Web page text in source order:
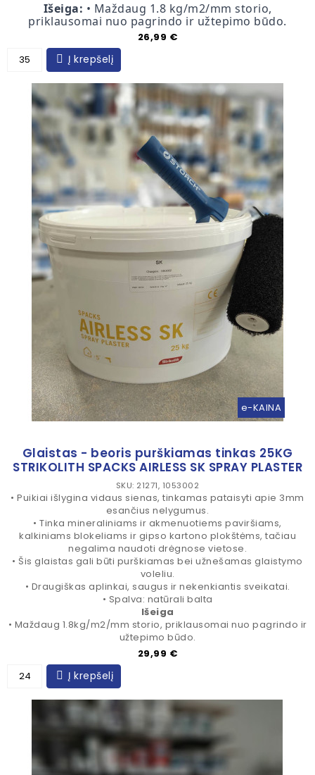
Išeiga: • Maždaug 1.8 kg/m2/mm storio,
priklausomai nuo pagrindo ir užtepimo būdo.
Kaina
26,99 €
Į krepšelį
e-KAINA
Glaistas - beoris purškiamas tinkas 25KG
STRIKOLITH SPACKS AIRLESS SK SPRAY PLASTER
SKU: 21271, 1053002
• Puikiai išlygina vidaus sienas, tinkamas pataisyti apie 3mm
esančius nelygumus.
• Tinka mineraliniams ir akmenuotiems paviršiams,
kalkiniams blokeliams ir gipso kartono plokštėms, tačiau
negalima naudoti drėgnose vietose.
• Šis glaistas gali būti purškiamas bei užnešamas glaistymo
voleliu.
• Draugiškas aplinkai, saugus ir nekenkiantis sveikatai.
• Spalva: natūrali balta
Išeiga
• Maždaug 1.8kg/m2/mm storio, priklausomai nuo pagrindo ir
užtepimo būdo.
Kaina
29,99 €
Į krepšelį